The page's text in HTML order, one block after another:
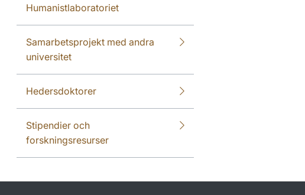
Humanistlaboratoriet
Samarbetsprojekt med andra
universitet
Hedersdoktorer
Stipendier och
forskningsresurser